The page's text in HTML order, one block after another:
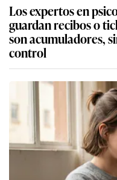
Los expertos en
guardan recibos o
son acumuladores,
control